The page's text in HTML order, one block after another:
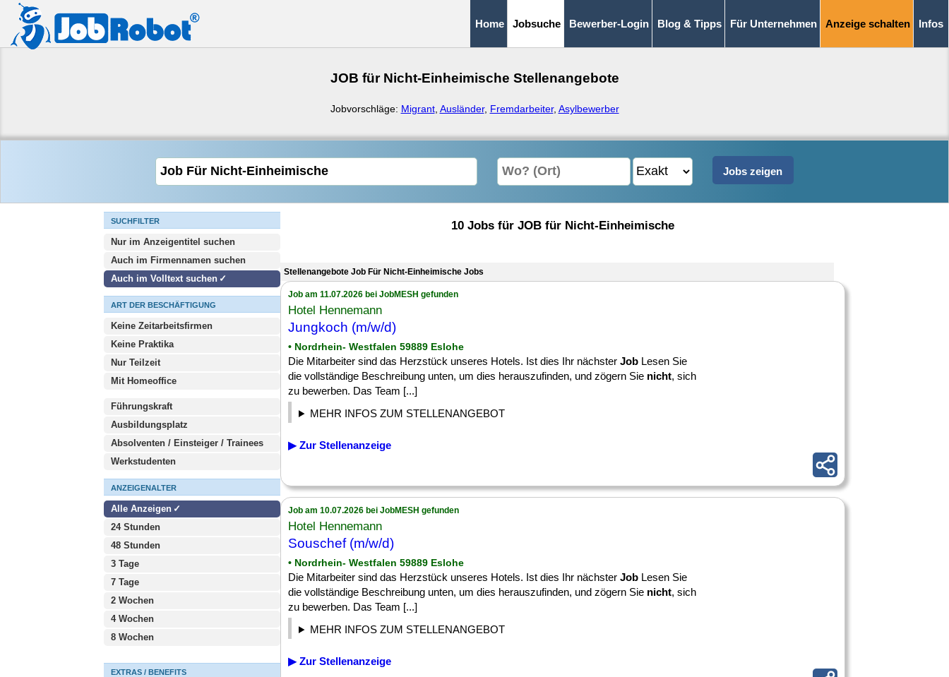
Home Jobsuche Bewerber-Login Blog & Tipps Für Unternehmen Anzeige schalten Infos
JOB für Nicht-Einheimische Stellenangebote
Jobvorschläge: Migrant, Ausländer, Fremdarbeiter, Asylbewerber
SUCHFILTER
Nur im Anzeigentitel suchen
Auch im Firmennamen suchen
Auch im Volltext suchen
ART DER BESCHÄFTIGUNG
Keine Zeitarbeitsfirmen
Keine Praktika
Nur Teilzeit
Mit Homeoffice
Führungskraft
Ausbildungsplatz
Absolventen / Einsteiger / Trainees
Werkstudenten
ANZEIGENALTER
Alle Anzeigen
24 Stunden
48 Stunden
3 Tage
7 Tage
2 Wochen
4 Wochen
8 Wochen
EXTRAS / BENEFITS
10 Jobs für JOB für Nicht-Einheimische
Stellenangebote Job Für Nicht-Einheimische Jobs
Job am 11.07.2026 bei JobMESH gefunden
Hotel Hennemann
Jungkoch (m/w/d)
• Nordrhein- Westfalen 59889 Eslohe
Die Mitarbeiter sind das Herzstück unseres Hotels. Ist dies Ihr nächster Job Lesen Sie
die vollständige Beschreibung unten, um dies herauszufinden, und zögern Sie nicht, sich
zu bewerben. Das Team [...]
MEHR INFOS ZUM STELLENANGEBOT
▶ Zur Stellenanzeige
Job am 10.07.2026 bei JobMESH gefunden
Hotel Hennemann
Souschef (m/w/d)
• Nordrhein- Westfalen 59889 Eslohe
Die Mitarbeiter sind das Herzstück unseres Hotels. Ist dies Ihr nächster Job Lesen Sie
die vollständige Beschreibung unten, um dies herauszufinden, und zögern Sie nicht, sich
zu bewerben. Das Team [...]
MEHR INFOS ZUM STELLENANGEBOT
▶ Zur Stellenanzeige